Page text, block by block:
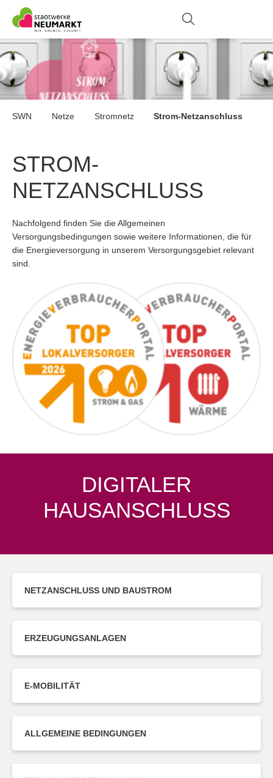
SWN Netze Stromnetz Strom-Netzanschluss
STROM-
NETZANSCHLUSS
Nachfolgend finden Sie die Allgemeinen
Versorgungsbedingungen sowie weitere Informationen, die für
die Energieversorgung in unserem Versorgungsgebiet relevant
sind.
DIGITALER
HAUSANSCHLUSS
NETZANSCHLUSS UND BAUSTROM
ERZEUGUNGSANLAGEN
E-MOBILITÄT
ALLGEMEINE BEDINGUNGEN